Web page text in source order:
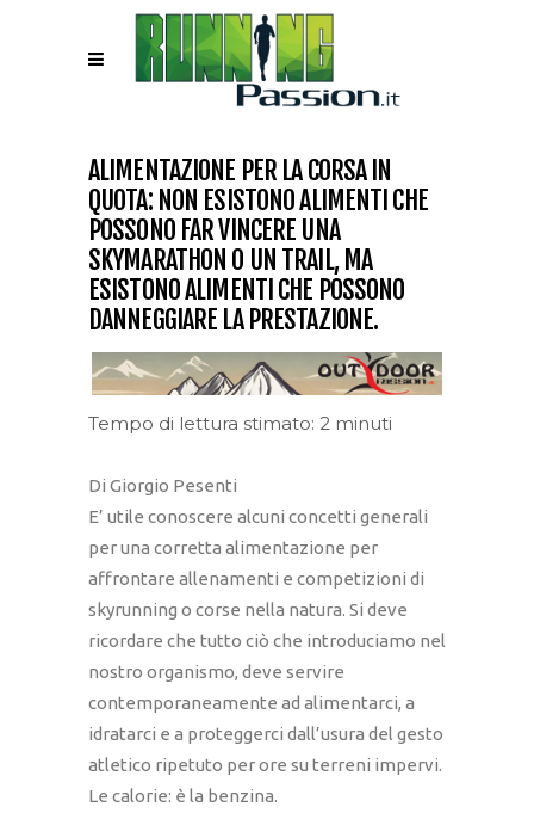
ALIMENTAZIONE PER LA CORSA IN
QUOTA: NON ESISTONO ALIMENTI CHE
POSSONO FAR VINCERE UNA
SKYMARATHON O UN TRAIL, MA
ESISTONO ALIMENTI CHE POSSONO
DANNEGGIARE LA PRESTAZIONE.
Tempo di lettura stimato: 2 minuti
Di Giorgio Pesenti
E’ utile conoscere alcuni concetti generali
per una corretta alimentazione per
affrontare allenamenti e competizioni di
skyrunning o corse nella natura. Si deve
ricordare che tutto ciò che introduciamo nel
nostro organismo, deve servire
contemporaneamente ad alimentarci, a
idratarci e a proteggerci dall’usura del gesto
atletico ripetuto per ore su terreni impervi.
Le calorie: è la benzina.